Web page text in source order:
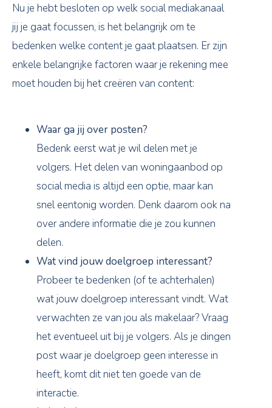
Nu je hebt besloten op welk social mediakanaal
jij je gaat focussen, is het belangrijk om te
bedenken welke content je gaat plaatsen. Er zijn
enkele belangrijke factoren waar je rekening mee
moet houden bij het creëren van content:
Waar ga jij over posten?
Bedenk eerst wat je wil delen met je
volgers. Het delen van woningaanbod op
social media is altijd een optie, maar kan
snel eentonig worden. Denk daarom ook na
over andere informatie die je zou kunnen
delen.
Wat vind jouw doelgroep interessant?
Probeer te bedenken (of te achterhalen)
wat jouw doelgroep interessant vindt. Wat
verwachten ze van jou als makelaar? Vraag
het eventueel uit bij je volgers. Als je dingen
post waar je doelgroep geen interesse in
heeft, komt dit niet ten goede van de
interactie.